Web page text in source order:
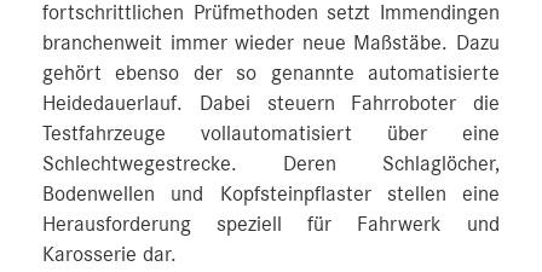
fortschrittlichen Prüfmethoden setzt Immendingen
branchenweit immer wieder neue Maßstäbe. Dazu
gehört ebenso der so genannte automatisierte
Heidedauerlauf. Dabei steuern Fahrroboter die
Testfahrzeuge vollautomatisiert über eine
Schlechtwegestrecke. Deren Schlaglöcher,
Bodenwellen und Kopfsteinpflaster stellen eine
Herausforderung speziell für Fahrwerk und
Karosserie dar.